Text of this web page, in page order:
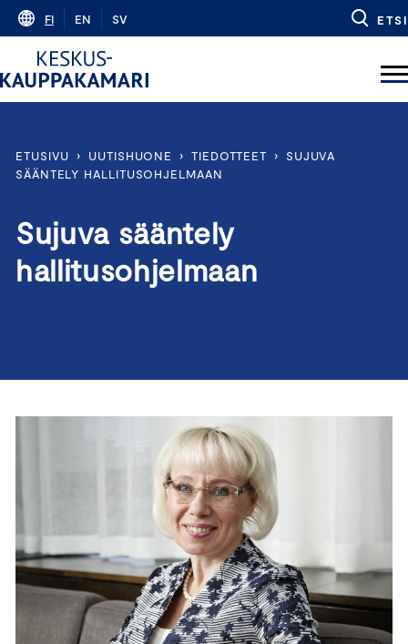
Skip
content
FI EN SV ETSI
ETUSIVU › UUTISHUONE › TIEDOTTEET ›
SUJUVA
SÄÄNTELY HALLITUSOHJELMAAN
Sujuva sääntely
hallitusohjelmaan